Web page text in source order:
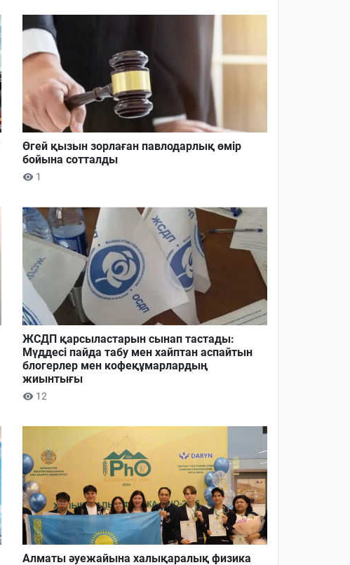
Өгей қызын зорлаған павлодарлық өмір
бойына сотталды
1
ЖСДП қарсыластарын сынап тастады:
Мүддесі пайда табу мен хайптан аспайтын
блогерлер мен кофеқұмарлардың
жиынтығы
12
Алматы әуежайына халықаралық физика